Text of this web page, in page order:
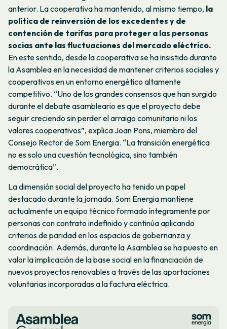
anterior. La cooperativa ha mantenido, al mismo tiempo, la
política de reinversión de los excedentes y de
contención de tarifas para proteger a las personas
socias ante las fluctuaciones del mercado eléctrico.
En este sentido, desde la cooperativa se ha insistido durante
la Asamblea en la necesidad de mantener criterios sociales y
cooperativos en un entorno energético altamente
competitivo. “Uno de los grandes consensos que han surgido
durante el debate asambleario es que el proyecto debe
seguir creciendo sin perder el arraigo comunitario ni los
valores cooperativos”, explica Joan Pons, miembro del
Consejo Rector de Som Energia. “La transición energética
no es solo una cuestión tecnológica, sino también
democrática”.
La dimensión social del proyecto ha tenido un papel
destacado durante la jornada. Som Energia mantiene
actualmente un equipo técnico formado íntegramente por
personas con contrato indefinido y continúa aplicando
criterios de paridad en los espacios de gobernanza y
coordinación. Además, durante la Asamblea se ha puesto en
valor la implicación de la base social en la financiación de
nuevos proyectos renovables a través de las aportaciones
voluntarias incorporadas a la factura eléctrica.